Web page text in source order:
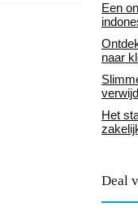
Een
naar
Het
Deal